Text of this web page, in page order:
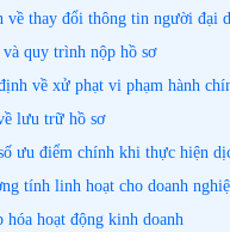
về thay đổi thông tin người đại
quy trình nộp hồ sơ
về xử phạt vi phạm hành
lưu trữ hồ sơ
ưu điểm chính khi thực hiện
tính linh hoạt cho doanh
hóa hoạt động kinh doanh